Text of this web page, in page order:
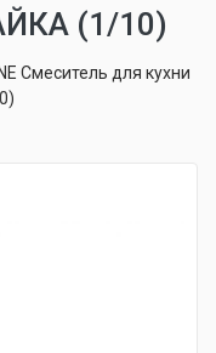
(1/10)
Смеситель для кухни